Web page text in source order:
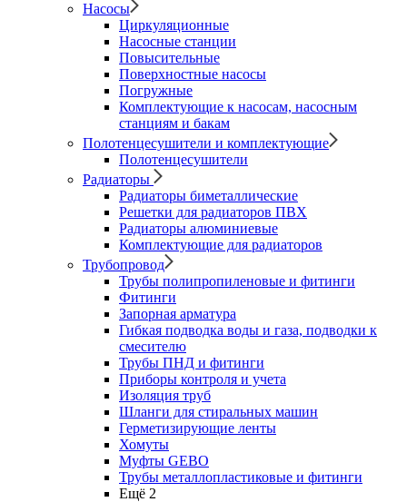
Насосы
Циркуляционные
Насосные станции
Повысительные
Поверхностные насосы
Погружные
Комплектующие к насосам, насосным
станциям и бакам
Полотенцесушители и комплектующие
Полотенцесушители
Радиаторы
Радиаторы биметаллические
Решетки для радиаторов ПВХ
Радиаторы алюминиевые
Комплектующие для радиаторов
Трубопровод
Трубы полипропиленовые и фитинги
Фитинги
Запорная арматура
Гибкая подводка воды и газа, подводки к
смесителю
Трубы ПНД и фитинги
Приборы контроля и учета
Изоляция труб
Шланги для стиральных машин
Герметизирующие ленты
Хомуты
Муфты GEBO
Трубы металлопластиковые и фитинги
Ещё 2